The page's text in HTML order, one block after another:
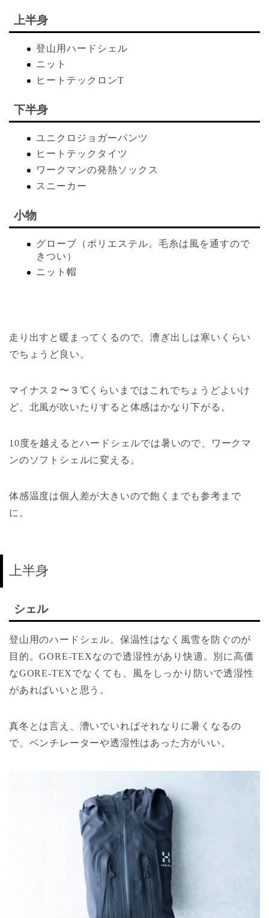
上半身
登山用ハードシェル
ニット
ヒートテックロンT
下半身
ユニクロジョガーパンツ
ヒートテックタイツ
ワークマンの発熱ソックス
スニーカー
小物
グローブ（ポリエステル。毛糸は風を通すので
きつい）
ニット帽
走り出すと暖まってくるので、漕ぎ出しは寒いくらい
でちょうど良い。
マイナス２〜３℃くらいまではこれでちょうどよいけ
ど、北風が吹いたりすると体感はかなり下がる。
10度を越えるとハードシェルでは暑いので、ワークマ
ンのソフトシェルに変える。
体感温度は個人差が大きいので飽くまでも参考まで
に。
上半身
シェル
登山用のハードシェル。保温性はなく風雪を防ぐのが
目的。GORE-TEXなので透湿性があり快適。別に高価
なGORE-TEXでなくても、風をしっかり防いで透湿性
があればいいと思う。
真冬とは言え、漕いでいればそれなりに暑くなるの
で、ベンチレーターや透湿性はあった方がいい。